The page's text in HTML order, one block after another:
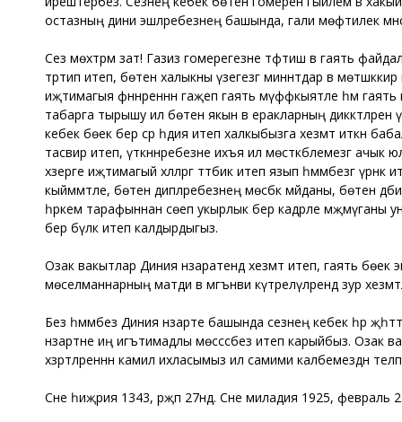
остазның дини эшләребезнең башында, гали мөфтилек
Сез мөхтәрәм зат! Газиз гомерегезне тәфтиш вә гаять
тәртип итеп, бөтен халыкны үзегезгә миннәтдар вә
иҗтимагыя фәннәреннән гаҗәеп гаять мүәффәкыятле һәм
табарга тырышу илә бөтен якын вә еракларның
кебек бөек бер әсәр һәдия итеп халкыбызга хезмәт иткән
тасвир итеп, үткәннәребезне ихъя илә мөстәкбәлемезгә
хәзерге иҗтимагый хәлләргә тәтбик итеп язып һәммәбезгә
кыйммәтле, бөтен әдипләребезнең мөсәбәкә мәйданы, бөтен
һәркем тарафыннан сөеп укырлык бер кадәрле мәҗмүганы ун
бер бүләк итеп калдырдыгыз.
Озак вакытлар Диния нәзаратендә хезмәт итеп, гаять бөек
мөселманнарның матди вә мәгънәви күтәрелүләрендә зур
Без һәммәбез Диния нәзарәте башында сезнең кебек һәр
нәзарәтне иң игътимадлы мөәссәсәбез итеп карыйбыз. Озак
хәзрәтләреннән камил ихласымыз илә самими калбемездән
Сәнәе һиҗрия 1343, рәҗәп 27ндә. Сәнәе миладия 1925, февраль